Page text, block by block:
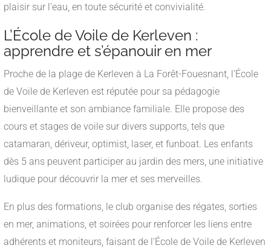
plaisir sur l’eau, en toute sécurité et convivialité.
L’École de Voile de Kerleven :
apprendre et s’épanouir en mer
Proche de la plage de Kerleven à La Forêt-Fouesnant, l’École
de Voile de Kerleven est réputée pour sa pédagogie
bienveillante et son ambiance familiale. Elle propose des
cours et stages de voile sur divers supports, tels que
catamaran, dériveur, optimist, laser, et funboat. Les enfants
dès 5 ans peuvent participer au jardin des mers, une initiative
ludique pour découvrir la mer et ses merveilles.
En plus des formations, le club organise des régates, sorties
en mer, animations, et soirées pour renforcer les liens entre
adhérents et moniteurs, faisant de l’École de Voile de Kerleven